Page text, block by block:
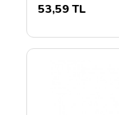
53,59 TL